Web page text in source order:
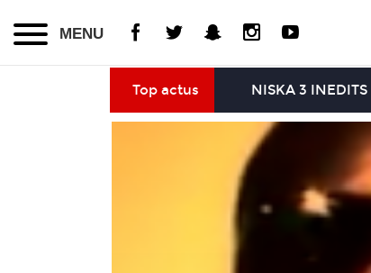
MENU
Top actus NISKA 3 INEDITS